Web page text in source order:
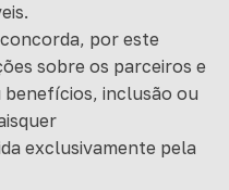
por este
sobre os parceiros e
inclusão ou
exclusivamente pela